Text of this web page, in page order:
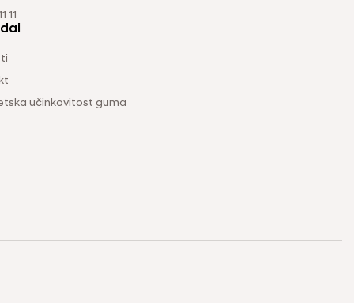
11
učinkovitost guma